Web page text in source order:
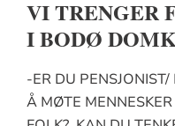
VI TRENGER
I BODØ
-ER DU
Å MØTE